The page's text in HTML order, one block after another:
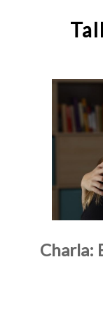
Charla: